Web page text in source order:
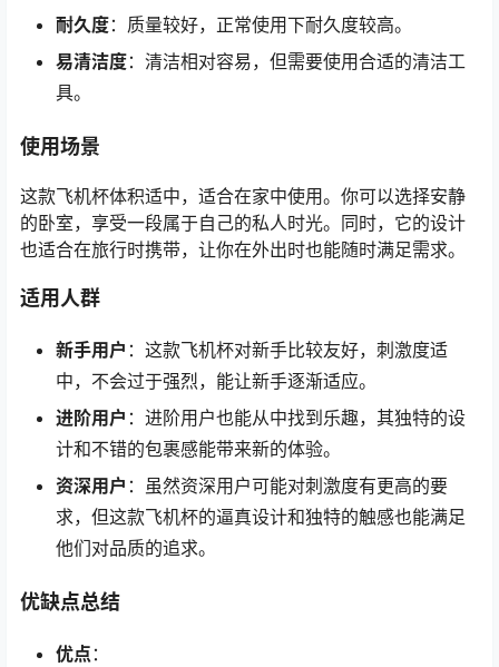
耐久度：质量较好，正常使用下耐久度较高。
易清洁度：清洁相对容易，但需要使用合适的清洁工
具。
使用场景
这款飞机杯体积适中，适合在家中使用。你可以选择安静
的卧室，享受一段属于自己的私人时光。同时，它的设计
也适合在旅行时携带，让你在外出时也能随时满足需求。
适用人群
新手用户 ：这款飞机杯对新手比较友好，刺激度适
中，不会过于强烈，能让新手逐渐适应。
进阶用户 ：进阶用户也能从中找到乐趣，其独特的设
计和不错的包裹感能带来新的体验。
资深用户 ：虽然资深用户可能对刺激度有更高的要
求，但这款飞机杯的逼真设计和独特的触感也能满足
他们对品质的追求。
优缺点总结
优点 ：